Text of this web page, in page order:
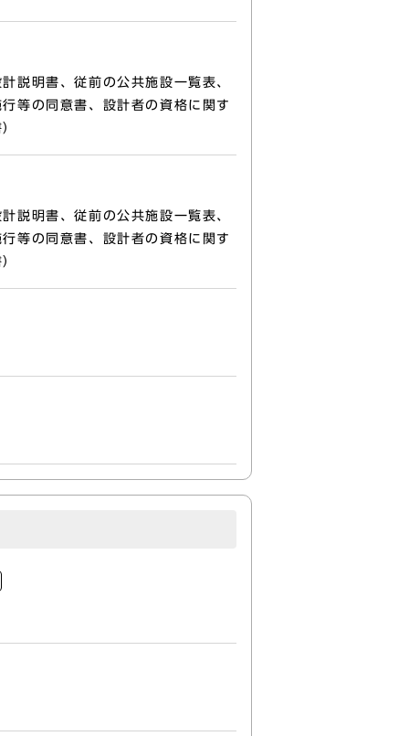
説明書、従前の公共施設一覧表、
等の同意書、設計者の資格に関す
説明書、従前の公共施設一覧表、
等の同意書、設計者の資格に関す